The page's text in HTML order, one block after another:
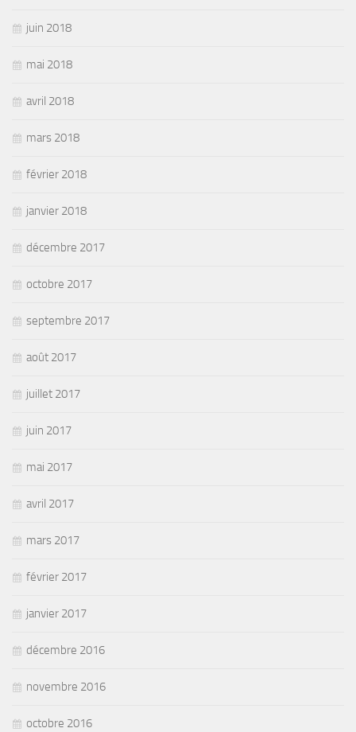
juin 2018
mai 2018
avril 2018
mars 2018
février 2018
janvier 2018
décembre 2017
octobre 2017
septembre 2017
août 2017
juillet 2017
juin 2017
mai 2017
avril 2017
mars 2017
février 2017
janvier 2017
décembre 2016
novembre 2016
octobre 2016